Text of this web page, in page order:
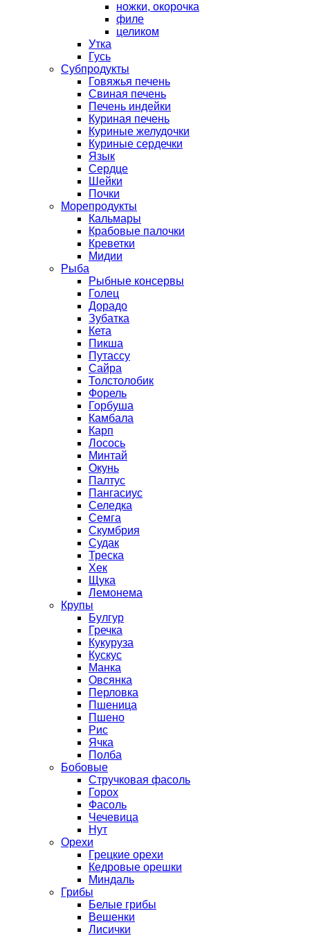
ножки, окорочка
филе
целиком
Утка
Гусь
Субпродукты
Говяжья печень
Свиная печень
Печень индейки
Куриная печень
Куриные желудочки
Куриные сердечки
Язык
Сердце
Шейки
Почки
Морепродукты
Кальмары
Крабовые палочки
Креветки
Мидии
Рыба
Рыбные консервы
Голец
Дорадо
Зубатка
Кета
Пикша
Путассу
Сайра
Толстолобик
Форель
Горбуша
Камбала
Карп
Лосось
Минтай
Окунь
Палтус
Пангасиус
Селедка
Семга
Скумбрия
Судак
Треска
Хек
Щука
Лемонема
Крупы
Булгур
Гречка
Кукуруза
Кускус
Манка
Овсянка
Перловка
Пшеница
Пшено
Рис
Ячка
Полба
Бобовые
Стручковая фасоль
Горох
Фасоль
Чечевица
Нут
Орехи
Грецкие орехи
Кедровые орешки
Миндаль
Грибы
Белые грибы
Вешенки
Лисички